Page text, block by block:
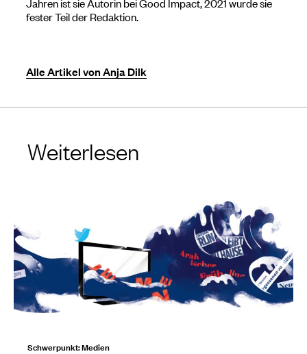
fester Teil der Redaktion.
Alle Artikel von Anja Dilk
Weiterlesen
Schwerpunkt: Medien